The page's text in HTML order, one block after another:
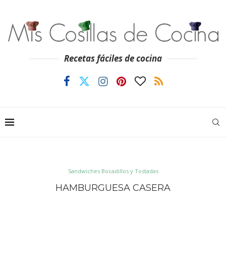
Recetas fáciles de cocina
Sandwiches Bocadillos y Tostadas
HAMBURGUESA CASERA